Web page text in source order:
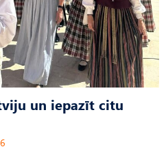
un iepazīt citu